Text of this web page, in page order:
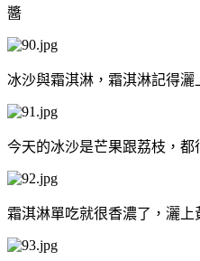
醬
冰沙與霜淇淋，霜淇淋記得
今天的冰沙是芒果跟荔枝，都
霜淇淋單吃就很香濃了，灑